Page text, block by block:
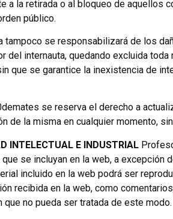
a la retirada o al bloqueo de aquellos
público.
tampoco se responsabilizará de los
del internauta, quedando excluida
que se garantice la inexistencia de
se reserva el derecho a
de la misma en cualquier momento,
INTELECTUAL E INDUSTRIAL
se incluyan en la web, a
incluido en la web podrá ser
recibida en la web, como
que no pueda ser tratada de este modo.